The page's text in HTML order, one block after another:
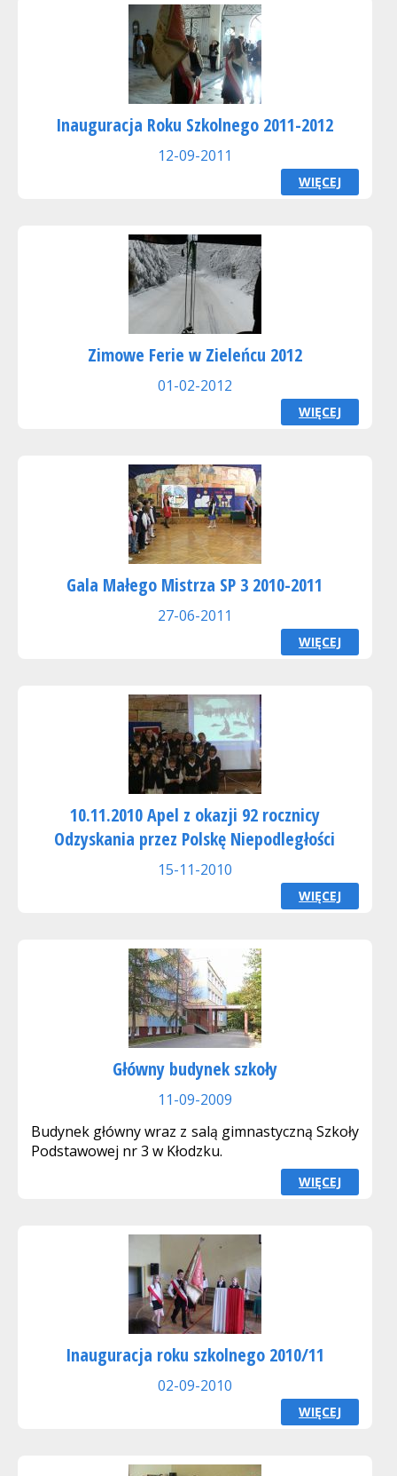
Inauguracja Roku Szkolnego 2011-2012
12-09-2011
WIĘCEJ
Zimowe Ferie w Zieleńcu 2012
01-02-2012
WIĘCEJ
Gala Małego Mistrza SP 3 2010-2011
27-06-2011
WIĘCEJ
10.11.2010 Apel z okazji 92 rocznicy
Odzyskania przez Polskę Niepodległości
15-11-2010
WIĘCEJ
Główny budynek szkoły
11-09-2009
Budynek główny wraz z salą gimnastyczną Szkoły
Podstawowej nr 3 w Kłodzku.
WIĘCEJ
Inauguracja roku szkolnego 2010/11
02-09-2010
WIĘCEJ